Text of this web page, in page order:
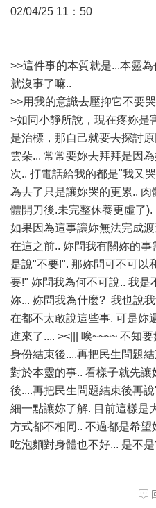
02/04/25 11：50
>>這件事的本質就是...本靈
就沒事了嘛..
>>用我的意識去壓抑它不要
>如同小靜所說，現在疼妳是
是治標，那自己就要去探討原
雲朵... 常常要妳去拜拜是因
次.. 打電話給我的都是"我又
為去了只是讓妳哭的更累..
體開刀後.未完整休養更虛了
如果因為這事讓妳無法完成
在這之前.. 妳問我有關妳的
是說"不要!". 那妳問可不可以
要!" 妳問我為何不可說.. 我是
妳... 妳問我為什麼? 我也說
在都不太敢說這些事. 可是妳
進來了.... ><||| 唉~~~~ 不知
身份結束後....再把民生問題
對於本靈的事.. 看樣子就先
後....再把民生問題結束後再
細一點讓妳了解. 目前這樣是
方式都不相同.. 不過都是希
吃泡麵對身體也不好... 是不
文章主題(5) RE：RE：小孟